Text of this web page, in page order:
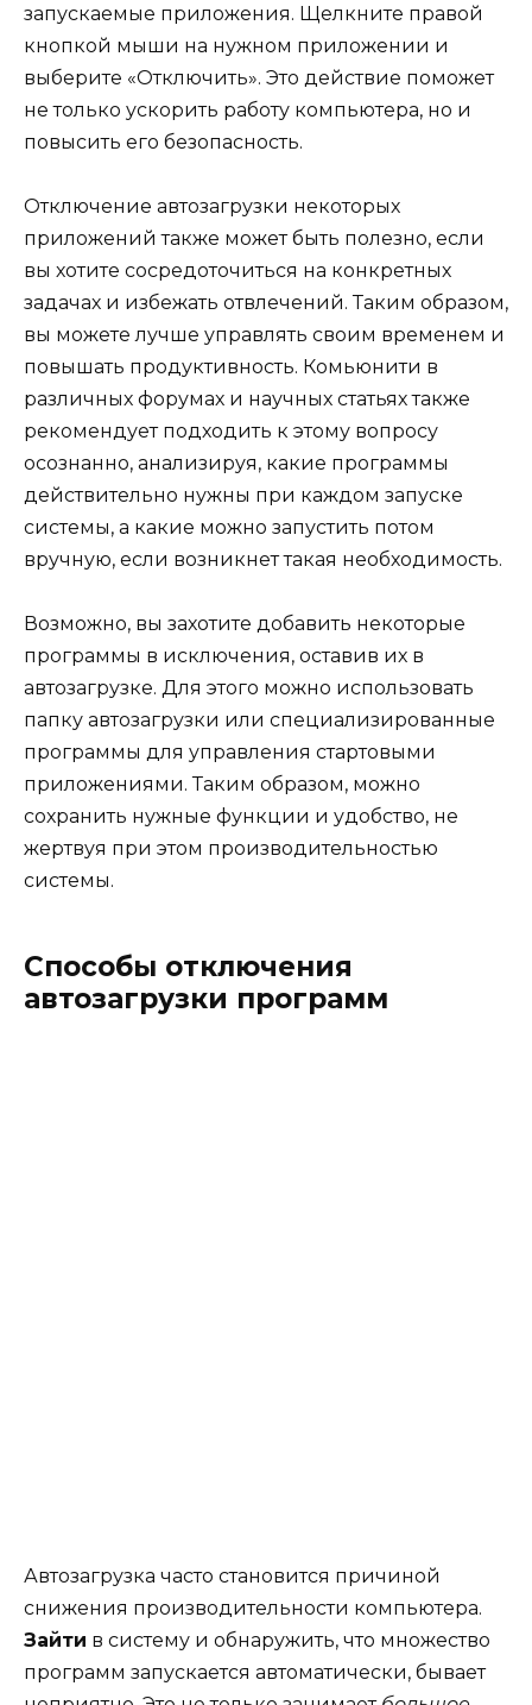
запускаемые приложения. Щелкните правой
кнопкой мыши на нужном приложении и
выберите «Отключить». Это действие поможет
не только ускорить работу компьютера, но и
повысить его безопасность.
Отключение автозагрузки некоторых
приложений также может быть полезно, если
вы хотите сосредоточиться на конкретных
задачах и избежать отвлечений. Таким образом,
вы можете лучше управлять своим временем и
повышать продуктивность. Комьюнити в
различных форумах и научных статьях также
рекомендует подходить к этому вопросу
осознанно, анализируя, какие программы
действительно нужны при каждом запуске
системы, а какие можно запустить потом
вручную, если возникнет такая необходимость.
Возможно, вы захотите добавить некоторые
программы в исключения, оставив их в
автозагрузке. Для этого можно использовать
папку автозагрузки или специализированные
программы для управления стартовыми
приложениями. Таким образом, можно
сохранить нужные функции и удобство, не
жертвуя при этом производительностью
системы.
Способы отключения
автозагрузки программ
Автозагрузка часто становится причиной
снижения производительности компьютера.
Зайти в систему и обнаружить, что множество
программ запускается автоматически, бывает